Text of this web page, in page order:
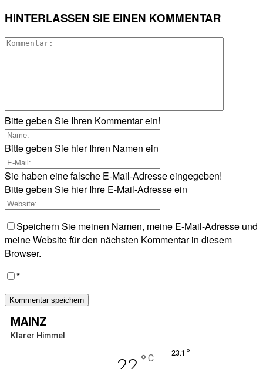
HINTERLASSEN SIE EINEN KOMMENTAR
Bitte geben Sie Ihren Kommentar ein!
Bitte geben Sie hier Ihren Namen ein
Sie haben eine falsche E-Mail-Adresse eingegeben!
Bitte geben Sie hier Ihre E-Mail-Adresse ein
Speichern Sie meinen Namen, meine E-Mail-Adresse und
meine Website für den nächsten Kommentar in diesem
Browser.
*
MAINZ
Klarer Himmel
° C 23.1 °